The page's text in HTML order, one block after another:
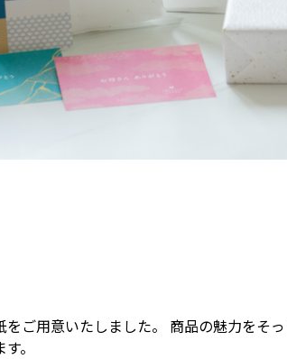
ご用意いたしました。 商品の魅力をそ
。